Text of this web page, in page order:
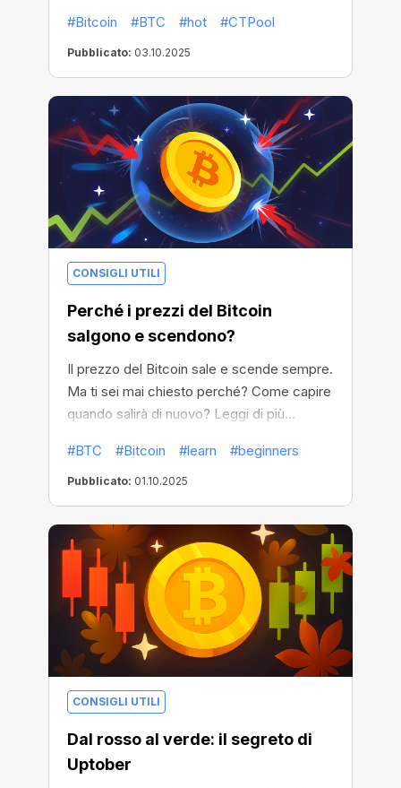
116.000 $, potrebbe dare il via alla prossima
esplosiva bull run.
#Bitcoin #BTC #hot #CTPool
Pubblicato: 03.10.2025
CONSIGLI UTILI
Perché i prezzi del Bitcoin
salgono e scendono?
Il prezzo del Bitcoin sale e scende sempre.
Ma ti sei mai chiesto perché? Come capire
quando salirà di nuovo? Leggi di più...
#BTC #Bitcoin #learn #beginners
Pubblicato: 01.10.2025
CONSIGLI UTILI
Dal rosso al verde: il segreto di
Uptober